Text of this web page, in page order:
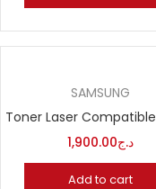
SAMSUNG
د.ج1,900.00
Add to cart